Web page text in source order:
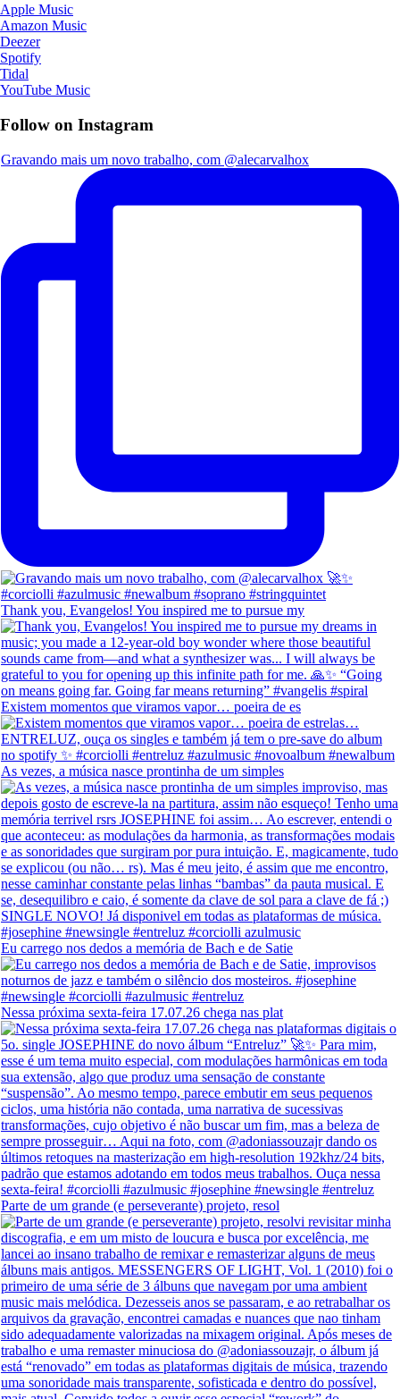
Apple Music
Amazon Music
Deezer
Spotify
Tidal
YouTube Music
Follow on Instagram
Gravando mais um novo trabalho, com @alecarvalhox
Thank you, Evangelos! You inspired me to pursue my
Existem momentos que viramos vapor… poeira de es
As vezes, a música nasce prontinha de um simples
Eu carrego nos dedos a memória de Bach e de Satie
Nessa próxima sexta-feira 17.07.26 chega nas plat
Parte de um grande (e perseverante) projeto, resol